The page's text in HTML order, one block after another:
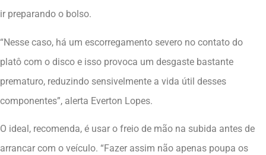
ir preparando o bolso.
“Nesse caso, há um escorregamento severo no contato do
platô com o disco e isso provoca um desgaste bastante
prematuro, reduzindo sensivelmente a vida útil desses
componentes”, alerta Everton Lopes.
O ideal, recomenda, é usar o freio de mão na subida antes de
arrancar com o veículo. “Fazer assim não apenas poupa os